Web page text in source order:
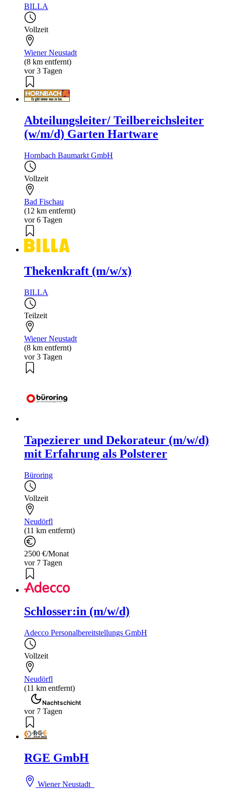
BILLA
Vollzeit
Wiener Neustadt
(8 km entfernt)
vor 3 Tagen
Abteilungsleiter/ Teilbereichsleiter
(w/m/d) Garten Hartware
Hornbach Baumarkt GmbH
Vollzeit
Bad Fischau
(12 km entfernt)
vor 6 Tagen
Thekenkraft (m/w/x)
BILLA
Teilzeit
Wiener Neustadt
(8 km entfernt)
vor 3 Tagen
Tapezierer und Dekorateur (m/w/d)
mit Erfahrung als Polsterer
Büroring
Vollzeit
Neudörfl
(11 km entfernt)
2500 €/Monat
vor 7 Tagen
Schlosser:in (m/w/d)
Adecco Personalbereitstellungs GmbH
Vollzeit
Neudörfl
(11 km entfernt)
Nachtschicht
vor 7 Tagen
RGE GmbH
Wiener Neustadt